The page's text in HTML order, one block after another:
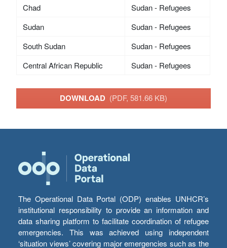
Chad
Sudan - Refugees
Sudan
Sudan - Refugees
South Sudan
Sudan - Refugees
Central African Republic
Sudan - Refugees
DOWNLOAD (PDF, 581.66 KB)
The Operational Data Portal (ODP) enables UNHCR’s
institutional responsibility to provide an information and
data sharing platform to facilitate coordination of refugee
emergencies. This was achieved using independent
‘situation views’ covering major emergencies such as the